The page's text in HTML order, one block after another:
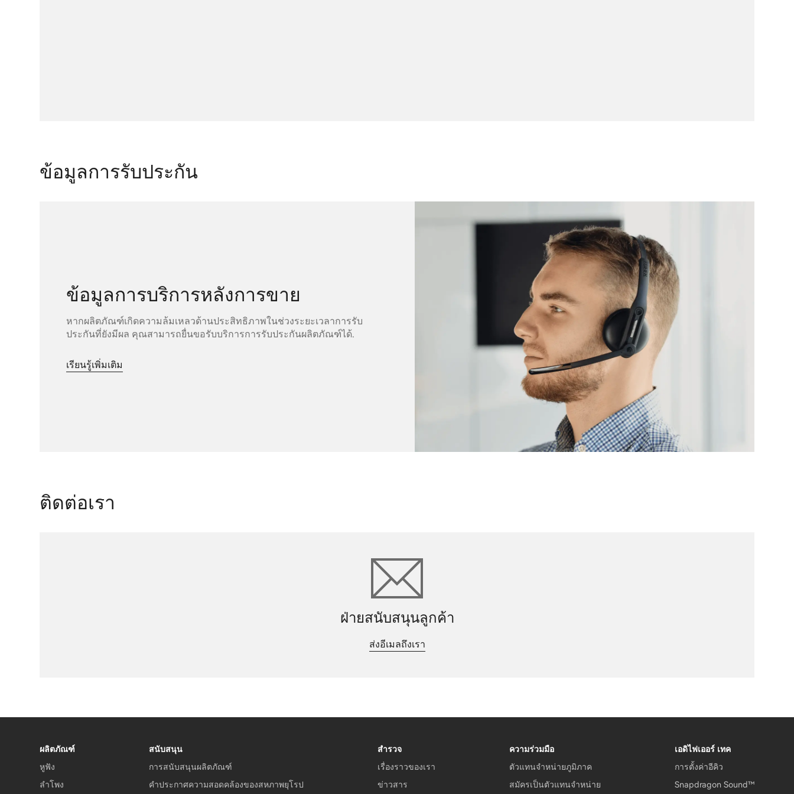
ข้อมูลการรับประกัน
ข้อมูลการบริการหลังการขาย
หากผลิตภัณฑ์เกิดความล้มเหลวด้านประสิทธิภาพในช่วงระยะเวลาการรับ
ประกันที่ยังมีผล คุณสามารถยื่นขอรับบริการการรับประกันผลิตภัณฑ์ได้.
เรียนรู้เพิ่มเติม
ติดต่อเรา
ฝ่ายสนับสนุนลูกค้า
ส่งอีเมลถึงเรา
ผลิตภัณฑ์
หูฟัง
ลำโพง
สนับสนุน
การสนับสนุนผลิตภัณฑ์
คำประกาศความสอดคล้องของสหภาพยุโรป
สำรวจ
เรื่องราวของเรา
ข่าวสาร
ความร่วมมือ
ตัวแทนจำหน่ายภูมิภาค
สมัครเป็นตัวแทนจำหน่าย
เอดิไฟเออร์ เทค
การตั้งค่าอีคิว
Snapdragon Sound™